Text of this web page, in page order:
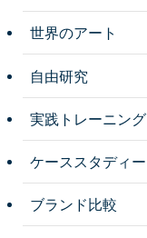
世界のアート
自由研究
実践トレーニング
ケーススタディー
ブランド比較